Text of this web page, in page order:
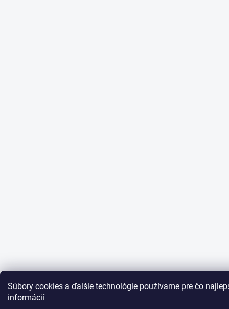
Súbory cookies a ďalšie technológie používame pre čo
informácií